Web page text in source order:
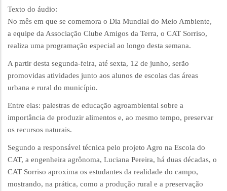
Texto do áudio:
No mês em que se comemora o Dia Mundial do Meio Ambiente,
a equipe da Associação Clube Amigos da Terra, o CAT Sorriso,
realiza uma programação especial ao longo desta semana.
A partir desta segunda-feira, até sexta, 12 de junho, serão
promovidas atividades junto aos alunos de escolas das áreas
urbana e rural do município.
Entre elas: palestras de educação agroambiental sobre a
importância de produzir alimentos e, ao mesmo tempo, preservar
os recursos naturais.
Segundo a responsável técnica pelo projeto Agro na Escola do
CAT, a engenheira agrônoma, Luciana Pereira, há duas décadas, o
CAT Sorriso aproxima os estudantes da realidade do campo,
mostrando, na prática, como a produção rural e a preservação